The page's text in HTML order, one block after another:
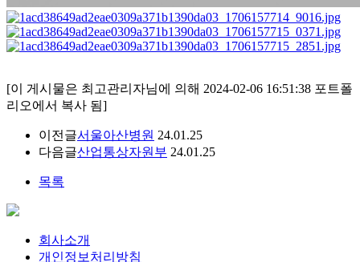
[이 게시물은 최고관리자님에 의해 2024-02-06 16:51:38 포트폴
리오에서 복사 됨]
이전글서울아산병원 24.01.25
다음글산업통상자원부 24.01.25
목록
회사소개
개인정보처리방침